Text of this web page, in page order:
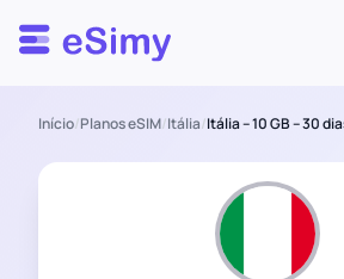
Esimy
Início/Planos eSIM/Itália/Itália – 10 GB – 30